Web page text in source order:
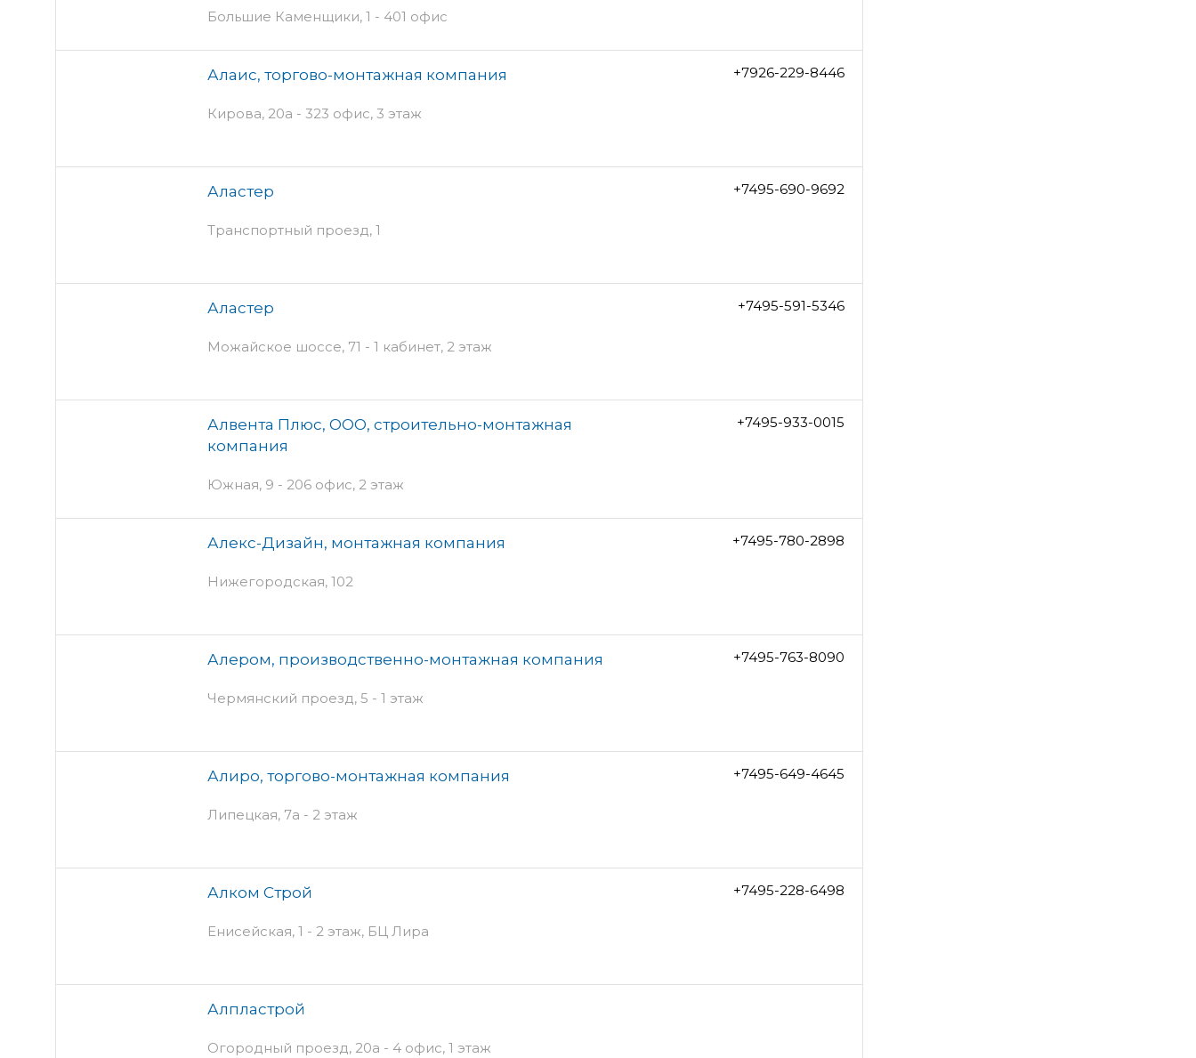
Большие Каменщики, 1 - 401 офис
Алаис, торгово-монтажная компания
Кирова, 20а - 323 офис, 3 этаж
+7926-229-8446
Аластер
Транспортный проезд, 1
+7495-690-9692
Аластер
Можайское шоссе, 71 - 1 кабинет, 2 этаж
+7495-591-5346
Алвента Плюс, ООО, строительно-монтажная
компания
Южная, 9 - 206 офис, 2 этаж
+7495-933-0015
Алекс-Дизайн, монтажная компания
Нижегородская, 102
+7495-780-2898
Алером, производственно-монтажная компания
Чермянский проезд, 5 - 1 этаж
+7495-763-8090
Алиро, торгово-монтажная компания
Липецкая, 7а - 2 этаж
+7495-649-4645
Алком Строй
Енисейская, 1 - 2 этаж, БЦ Лира
+7495-228-6498
Алпластрой
Огородный проезд, 20а - 4 офис, 1 этаж